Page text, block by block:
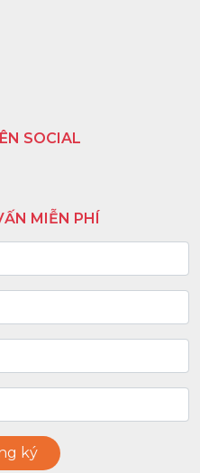
SOCIAL
MIỄN PHÍ
ký